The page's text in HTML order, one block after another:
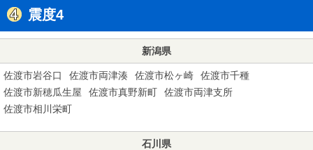
震度4
新潟県
佐渡市岩谷口 佐渡市両津湊 佐渡市松ヶ崎
佐渡市千種
佐渡市新穂瓜生屋
佐渡市真野新町
佐渡市両津支所
佐渡市相川栄町
石川県